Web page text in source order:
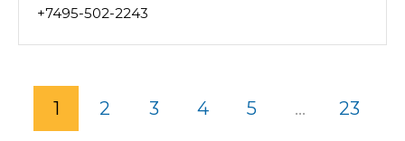
+7495-502-2243
1 2 3 4 5 ... 23